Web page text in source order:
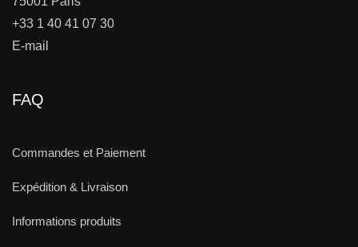
+33 1 40 41 07 30
E-mail
FAQ
Commandes et Paiement
Expédition & Livraison
Informations produits